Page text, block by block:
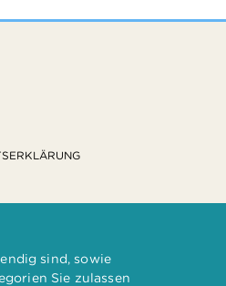
sind, sowie
Sie zulassen